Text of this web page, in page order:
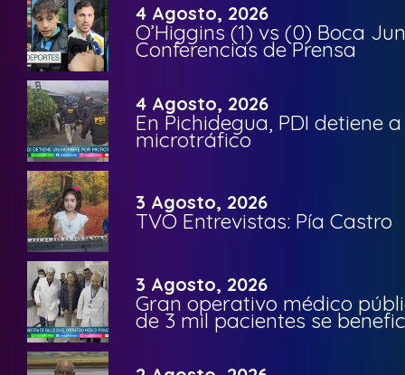
4 Agosto, 2026
O’Higgins (1) vs (0) Boca
Conferencias de Prensa
4 Agosto, 2026
En Pichidegua, PDI detiene
microtráfico
3 Agosto, 2026
TVO Entrevistas: Pía Castro
3 Agosto, 2026
Gran operativo médico
de 3 mil pacientes se